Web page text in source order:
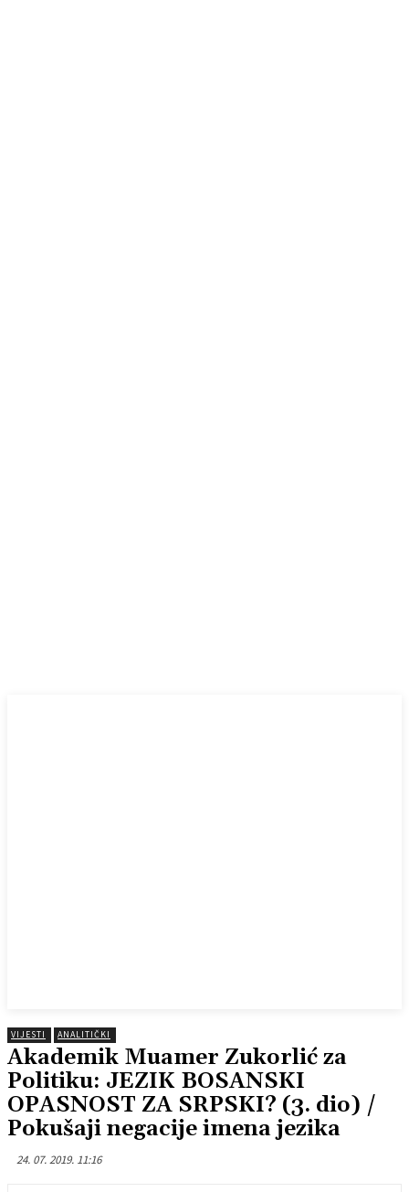
VIJESTI ANALITIČKI
Akademik Muamer Zukorlić za
Politiku: JEZIK BOSANSKI
OPASNOST ZA SRPSKI? (3. dio) /
Pokušaji negacije imena jezika
24. 07. 2019. 11:16